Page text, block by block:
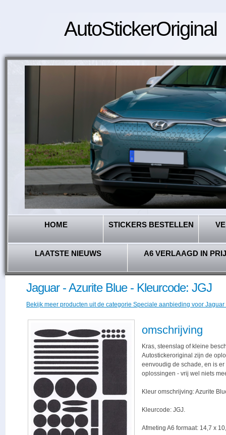
AutoStickerOriginal
HOME STICKERS BESTELLEN
LAATSTE NIEUWS A6 VERLAAGD IN
Jaguar - Azurite Blue - Kleurcode: JGJ
Bekijk meer producten uit de categorie Speciale aanbieding voor Jaguar
omschrijving
Kras, steenslag of kleine
Autostickeroriginal zijn de
eenvoudig de schade, en is
oplossingen - vrij wel niets
Kleur omschrijving: Azurite
Kleurcode: JGJ.
Afmeting A6 formaat: 14,7 x